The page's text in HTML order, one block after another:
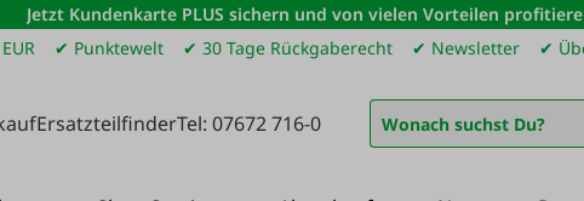
Jetzt Kundenkarte PLUS sichern und von vielen Vorteilen
✔ Punktewelt ✔ 30 Tage Rückgaberecht ✔ Newsletter ✔
ErsatzteilfinderTel: 07672 716-0